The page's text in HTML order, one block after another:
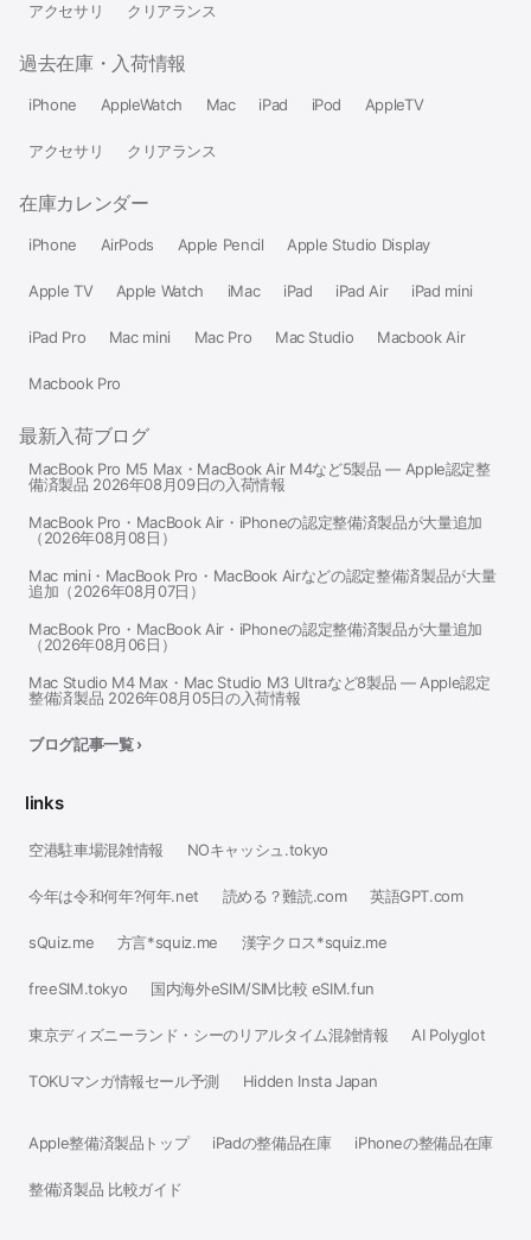
アクセサリ クリアランス
過去在庫・入荷情報
iPhone AppleWatch Mac iPad iPod AppleTV
アクセサリ クリアランス
在庫カレンダー
iPhone AirPods Apple Pencil Apple Studio Display
Apple TV Apple Watch iMac iPad iPad Air iPad mini
iPad Pro Mac mini Mac Pro Mac Studio Macbook Air
Macbook Pro
最新入荷ブログ
MacBook Pro M5 Max・MacBook Air M4など5製品 — Apple認定整
備済製品 2026年08月09日の入荷情報
MacBook Pro・MacBook Air・iPhoneの認定整備済製品が大量追加
（2026年08月08日）
Mac mini・MacBook Pro・MacBook Airなどの認定整備済製品が大量
追加（2026年08月07日）
MacBook Pro・MacBook Air・iPhoneの認定整備済製品が大量追加
（2026年08月06日）
Mac Studio M4 Max・Mac Studio M3 Ultraなど8製品 — Apple認定
整備済製品 2026年08月05日の入荷情報
ブログ記事一覧 ›
links
空港駐車場混雑情報 NOキャッシュ.tokyo
今年は令和何年?何年.net 読める？難読.com 英語GPT.com
sQuiz.me 方言*squiz.me 漢字クロス*squiz.me
freeSIM.tokyo 国内海外eSIM/SIM比較 eSIM.fun
東京ディズニーランド・シーのリアルタイム混雑情報 AI Polyglot
TOKUマンガ情報セール予測 Hidden Insta Japan
Apple整備済製品トップ iPadの整備品在庫 iPhoneの整備品在庫
整備済製品 比較ガイド